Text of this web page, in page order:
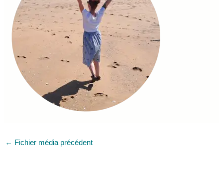
← Fichier média précédent